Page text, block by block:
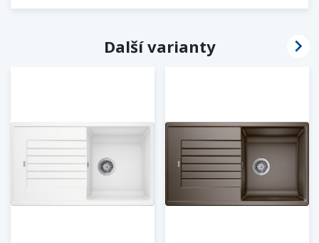
Další varianty 